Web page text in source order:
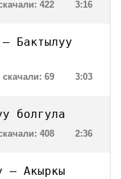
3:16
422
Бактылуу
3:03
скачали: 69
болгула
2:36
408
— Акыркы